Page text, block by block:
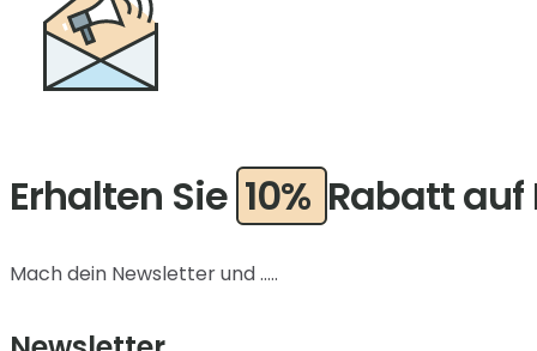
Erhalten Sie 10% Rabatt auf
Mach dein Newsletter und .....